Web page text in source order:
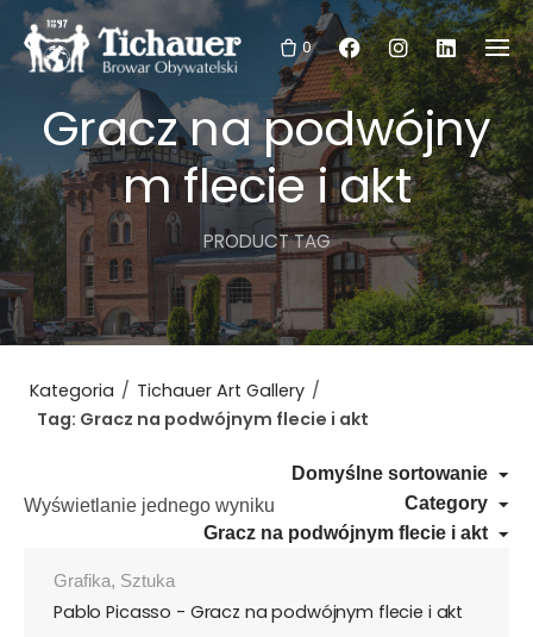
Skip
content
0
Gracz na podwójny
m flecie i akt
PRODUCT TAG
Kategoria / Tichauer Art Gallery /
Tag: Gracz na podwójnym flecie i akt
Wyświetlanie jednego wyniku
Domyślne sortowanie
Category
Gracz na podwójnym flecie i akt
Grafika, Sztuka
Pablo Picasso - Gracz na podwójnym flecie i akt